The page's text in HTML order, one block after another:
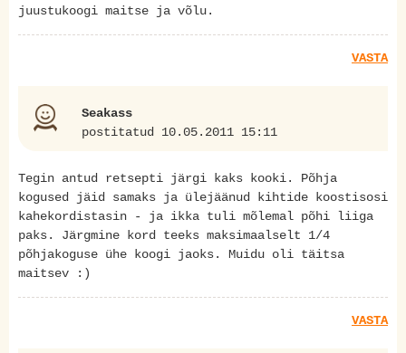
juustukoogi maitse ja võlu.
VASTA
Seakass
postitatud 10.05.2011 15:11
Tegin antud retsepti järgi kaks kooki. Põhja
kogused jäid samaks ja ülejäänud kihtide koostisosi
kahekordistasin - ja ikka tuli mõlemal põhi liiga
paks. Järgmine kord teeks maksimaalselt 1/4
põhjakoguse ühe koogi jaoks. Muidu oli täitsa
maitsev :)
VASTA